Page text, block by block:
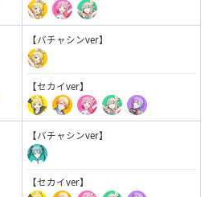
【バチャシンver】
【セカイver】
【バチャシンver】
【セカイver】